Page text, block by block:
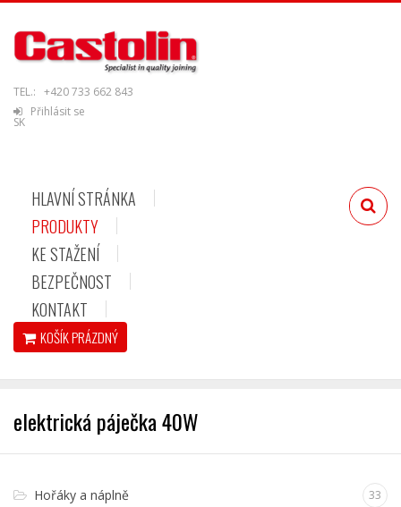
TEL.: +420 733 662 843
Přihlásit se
SK
HLAVNÍ STRÁNKA
PRODUKTY
KE STAŽENÍ
BEZPEČNOST
KONTAKT
KOŠÍKPRÁZDNÝ
elektrická páječka 40W
Hořáky a náplně 33